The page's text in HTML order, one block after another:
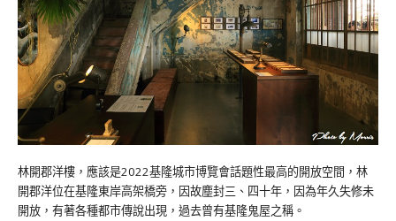
林開郡洋樓，應該是2022基隆城市博覽會話題性最高的開放空間，林
開郡洋位在基隆東岸高架橋旁，因故塵封三、四十年，因為年久失修未
開放，有著各種都市傳說出現，過去曾有基隆鬼屋之稱。